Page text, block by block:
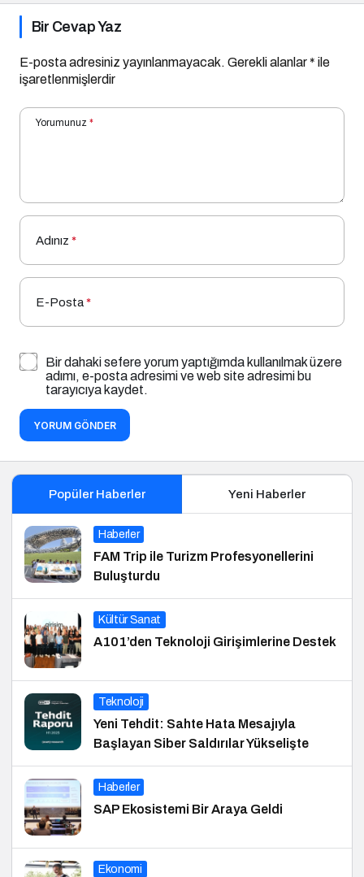
Bir Cevap Yaz
E-posta adresiniz yayınlanmayacak. Gerekli alanlar* ile
işaretlenmişlerdir
Yorumunuz *
Adınız *
E-Posta*
Bir dahaki sefere yorum yaptığımda kullanılmak üzere
adımı, e-posta adresimi ve web site adresimi bu
tarayıcıya kaydet.
YORUM GÖNDER
Popüler Haberler Yeni Haberler
Haberler
FAM Trip ile Turizm Profesyonellerini
Buluşturdu
Kültür Sanat
A101’den Teknoloji Girişimlerine Destek
Teknoloji
Yeni Tehdit: Sahte Hata Mesajıyla
Başlayan Siber Saldırılar Yükselişte
Haberler
SAP Ekosistemi Bir Araya Geldi
Ekonomi